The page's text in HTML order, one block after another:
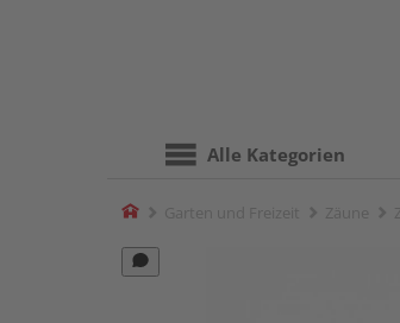
Alle Kategorien
Home